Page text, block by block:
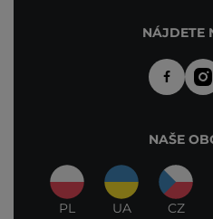
NÁJDETE
NAŠE
PL UA CZ